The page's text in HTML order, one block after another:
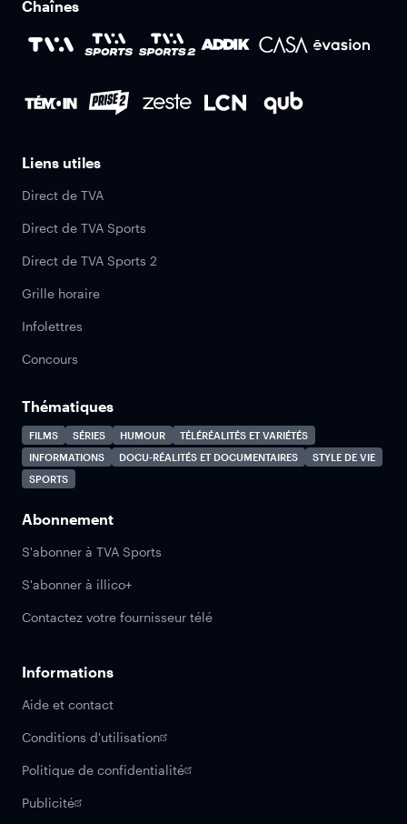
Chaînes
Liens utiles
Direct de TVA
Direct de TVA Sports
Direct de TVA Sports 2
Grille horaire
Infolettres
Concours
Thématiques
FILMS SÉRIES HUMOUR
TÉLÉRÉALITÉS ET VARIÉTÉS
INFORMATIONS
DOCU-RÉALITÉS ET DOCUMENTAIRES
STYLE DE VIE
SPORTS
Abonnement
S'abonner à TVA Sports
S'abonner à illico+
Contactez votre fournisseur télé
Informations
Aide et contact
Conditions d'utilisation
Politique de confidentialité
Publicité